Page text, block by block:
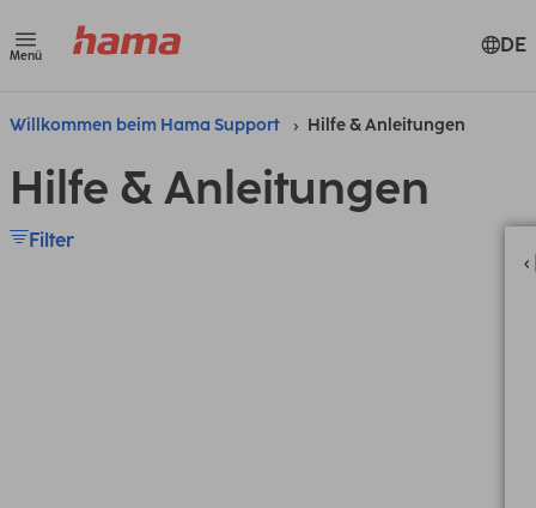
Menü DE
Willkommen beim Hama Support Hilfe & Anleitungen
Hilfe & Anleitungen
Filter